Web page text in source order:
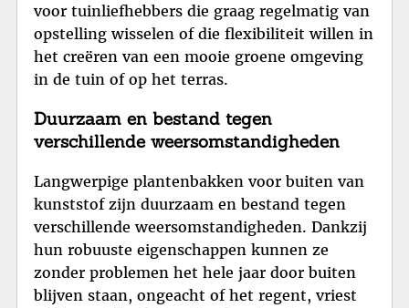
voor tuinliefhebbers die graag regelmatig van
opstelling wisselen of die flexibiliteit willen in
het creëren van een mooie groene omgeving
in de tuin of op het terras.
Duurzaam en bestand tegen
verschillende weersomstandigheden
Langwerpige plantenbakken voor buiten van
kunststof zijn duurzaam en bestand tegen
verschillende weersomstandigheden. Dankzij
hun robuuste eigenschappen kunnen ze
zonder problemen het hele jaar door buiten
blijven staan, ongeacht of het regent, vriest